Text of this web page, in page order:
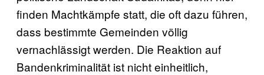
finden Machtkämpfe statt, die oft dazu führen,
dass bestimmte Gemeinden völlig
vernachlässigt werden. Die Reaktion auf
Bandenkriminalität ist nicht einheitlich,